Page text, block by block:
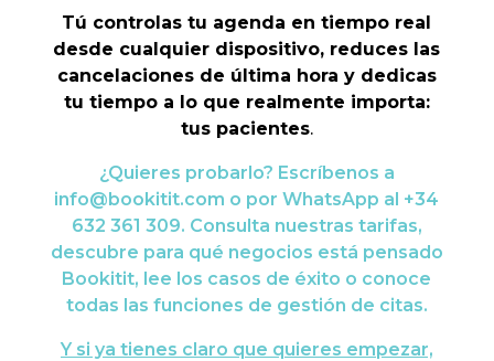
Tú controlas tu agenda en tiempo real
desde cualquier dispositivo, reduces las
cancelaciones de última hora y dedicas
tu tiempo a lo que realmente importa:
tus pacientes.
¿Quieres probarlo? Escríbenos a
info@bookitit.com o por WhatsApp al +34
632 361 309. Consulta nuestras tarifas,
descubre para qué negocios está pensado
Bookitit, lee los casos de éxito o conoce
todas las funciones de gestión de citas.
Y si ya tienes claro que quieres empezar,